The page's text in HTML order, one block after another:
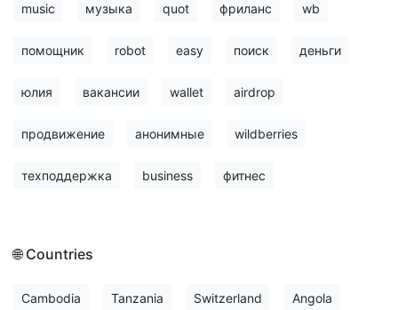
music музыка quot фриланс wb
помощник robot easy поиск деньги
юлия вакансии wallet airdrop
продвижение анонимные wildberries
техподдержка business фитнес
🌐 Countries
Cambodia Tanzania Switzerland Angola